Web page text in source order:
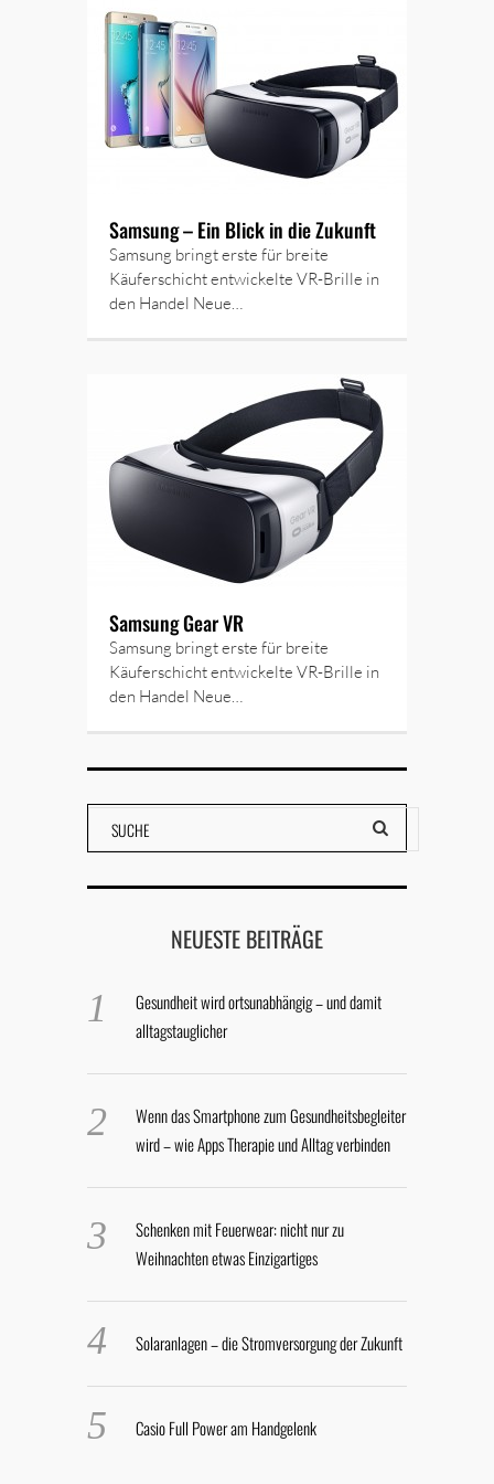
Samsung – Ein Blick in die Zukunft
Samsung bringt erste für breite
Käuferschicht entwickelte VR-Brille in
den Handel Neue…
Samsung Gear VR
Samsung bringt erste für breite
Käuferschicht entwickelte VR-Brille in
den Handel Neue…
NEUESTE BEITRÄGE
Gesundheit wird ortsunabhängig – und damit
alltagstauglicher
Wenn das Smartphone zum Gesundheitsbegleiter
wird – wie Apps Therapie und Alltag verbinden
Schenken mit Feuerwear: nicht nur zu
Weihnachten etwas Einzigartiges
Solaranlagen – die Stromversorgung der Zukunft
Casio Full Power am Handgelenk